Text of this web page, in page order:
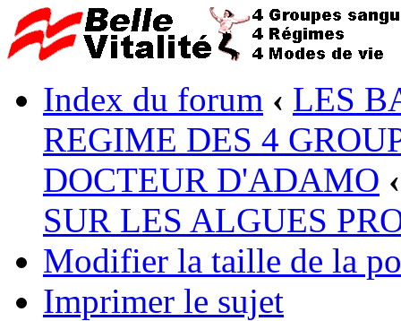
Index du forum ‹ LES
REGIME DES 4
DOCTEUR D'ADAMO ‹
SUR LES ALGUES
Modifier la taille de la
Imprimer le sujet